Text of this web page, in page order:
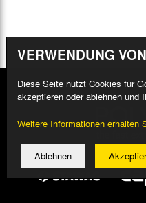
VERWENDUNG
Diese Seite nutzt Cookies für
akzeptieren oder ablehnen und
Weitere Informationen erhalten
Ablehnen